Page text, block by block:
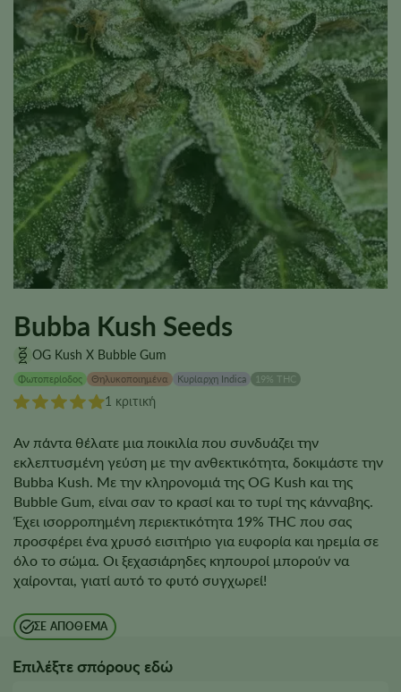
Bubba Kush Seeds
OG Kush X Bubble Gum
Φωτοπερίοδος Θηλυκοποιημένα Κυρίαρχη Indica 19% THC
1 κριτική
Αν πάντα θέλατε μια ποικιλία που συνδυάζει την
εκλεπτυσμένη γεύση με την ανθεκτικότητα, δοκιμάστε την
Bubba Kush. Με την κληρονομιά της OG Kush και της
Bubble Gum, είναι σαν το κρασί και το τυρί της κάνναβης.
Έχει ισορροπημένη περιεκτικότητα 19% THC που σας
προσφέρει ένα χρυσό εισιτήριο για ευφορία και ηρεμία σε
όλο το σώμα. Οι ξεχασιάρηδες κηπουροί μπορούν να
χαίρονται, γιατί αυτό το φυτό συγχωρεί!
ΣΕ ΑΠΌΘΕΜΑ
Επιλέξτε σπόρους εδώ